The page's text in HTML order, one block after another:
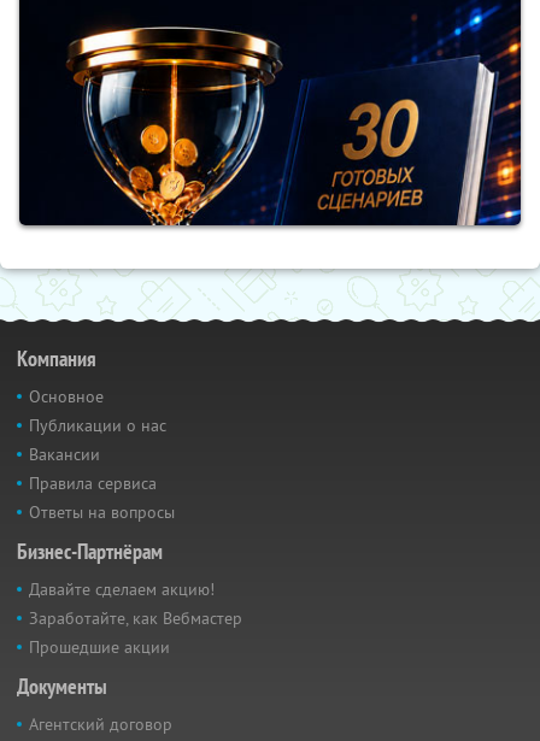
Компания
Основное
Публикации о нас
Вакансии
Правила сервиса
Ответы на вопросы
Бизнес-Партнёрам
Давайте сделаем акцию!
Заработайте, как Вебмастер
Прошедшие акции
Документы
Агентский договор